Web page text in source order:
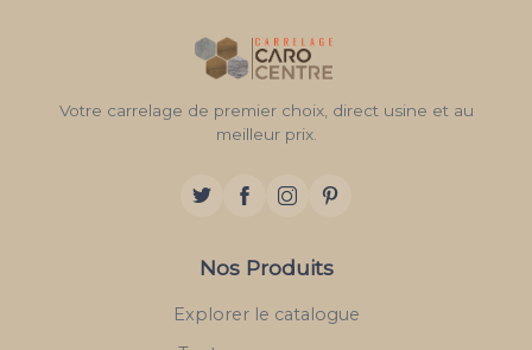
Votre carrelage de premier choix, direct usine et au
meilleur prix.
Nos Produits
Explorer le catalogue